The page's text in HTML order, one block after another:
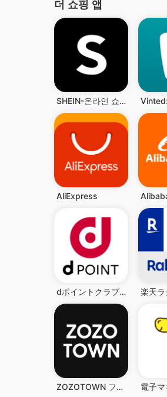
더 쇼핑 앱
SHEIN-온라인 쇼핑
AliExpress
dポイントクラブ：お得情報盛り沢山のドコモ公式ポイントクラブ
ZOZOTOWN ファッション通販